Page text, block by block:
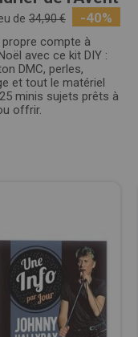
de 34,90 € -40%
compte à
avec ce kit DIY :
DMC, perles,
et tout le matériel
minis sujets prêts à
offrir.